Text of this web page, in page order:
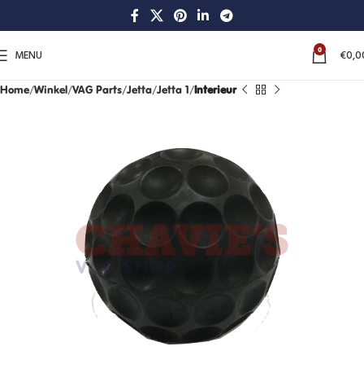
MENU 0 €
Home Winkel VAG Parts Jetta Jetta 1 Interieur